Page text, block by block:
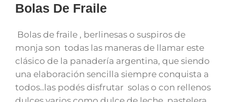
Bolas De Fraile
Bolas de fraile , berlinesas o suspiros de
monja son todas las maneras de llamar este
clásico de la panadería argentina, que siendo
una elaboración sencilla siempre conquista a
todos..las podés disfrutar solas o con rellenos